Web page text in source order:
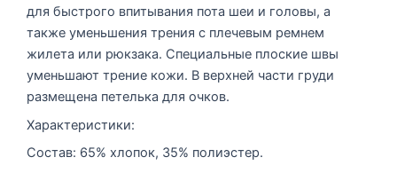
для быстрого впитывания пота шеи и головы, а
также уменьшения трения с плечевым ремнем
жилета или рюкзака. Специальные плоские швы
уменьшают трение кожи. В верхней части груди
размещена петелька для очков.
Характеристики:
Состав: 65% хлопок, 35% полиэстер.